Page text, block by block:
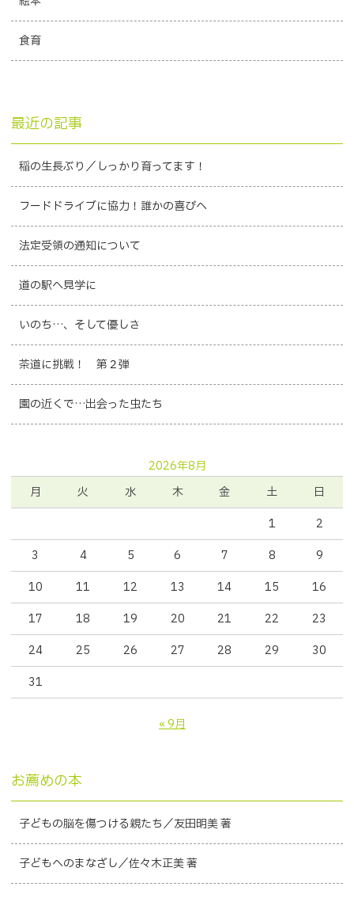
食育
最近の記事
稲の生長ぶり／しっかり育ってます！
フードドライブに協力！誰かの喜びへ
法定受領の通知について
道の駅へ見学に
いのち…、そして優しさ
茶道に挑戦！ 第２弾
園の近くで…出会った虫たち
2026年8月
月
火 水 木 金 土
日
1
2
3
4 5 6 7 8
9
10
11 12 13 14 15
16
17
18 19 20 21 22
23
24
25 26 27 28 29
30
31
« 9月
お薦めの本
子どもの脳を傷つける親たち／友田明美 著
子どもへのまなざし／佐々木正美 著